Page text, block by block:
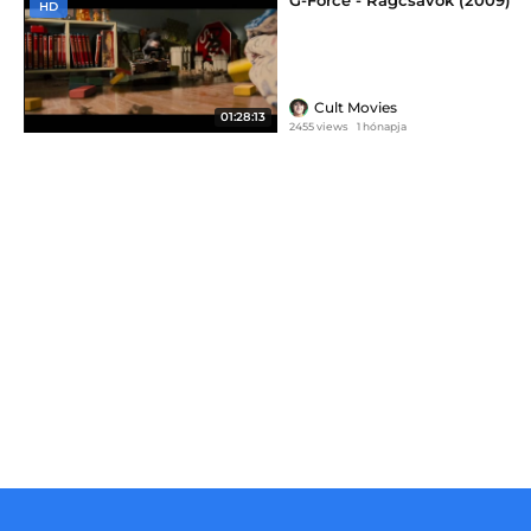
HD
01:28:13
Cult Movies
2455 views 1 hónapja